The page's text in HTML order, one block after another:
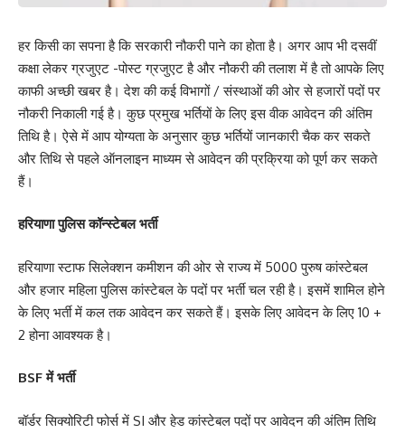
हर किसी का सपना है कि सरकारी नौकरी पाने का होता है। अगर आप भी दसवीं
कक्षा लेकर ग्रजुएट -पोस्ट ग्रजुएट है और नौकरी की तलाश में है तो आपके लिए
काफी अच्छी खबर है। देश की कई विभागों / संस्थाओं की ओर से हजारों पदों पर
नौकरी निकाली गई है। कुछ प्रमुख भर्तियों के लिए इस वीक आवेदन की अंतिम
तिथि है। ऐसे में आप योग्यता के अनुसार कुछ भर्तियों जानकारी चैक कर सकते
और तिथि से पहले ऑनलाइन माध्यम से आवेदन की प्रक्रिया को पूर्ण कर सकते
हैं।
हरियाणा पुलिस कॉन्स्टेबल भर्ती
हरियाणा स्टाफ सिलेक्शन कमीशन की ओर से राज्य में 5000 पुरुष कांस्टेबल
और हजार महिला पुलिस कांस्टेबल के पदों पर भर्ती चल रही है। इसमें शामिल होने
के लिए भर्ती में कल तक आवेदन कर सकते हैं। इसके लिए आवेदन के लिए 10 +
2 होना आवश्यक है।
BSF में भर्ती
बॉर्डर सिक्योरिटी फोर्स में SI और हेड कांस्टेबल पदों पर आवेदन की अंतिम तिथि